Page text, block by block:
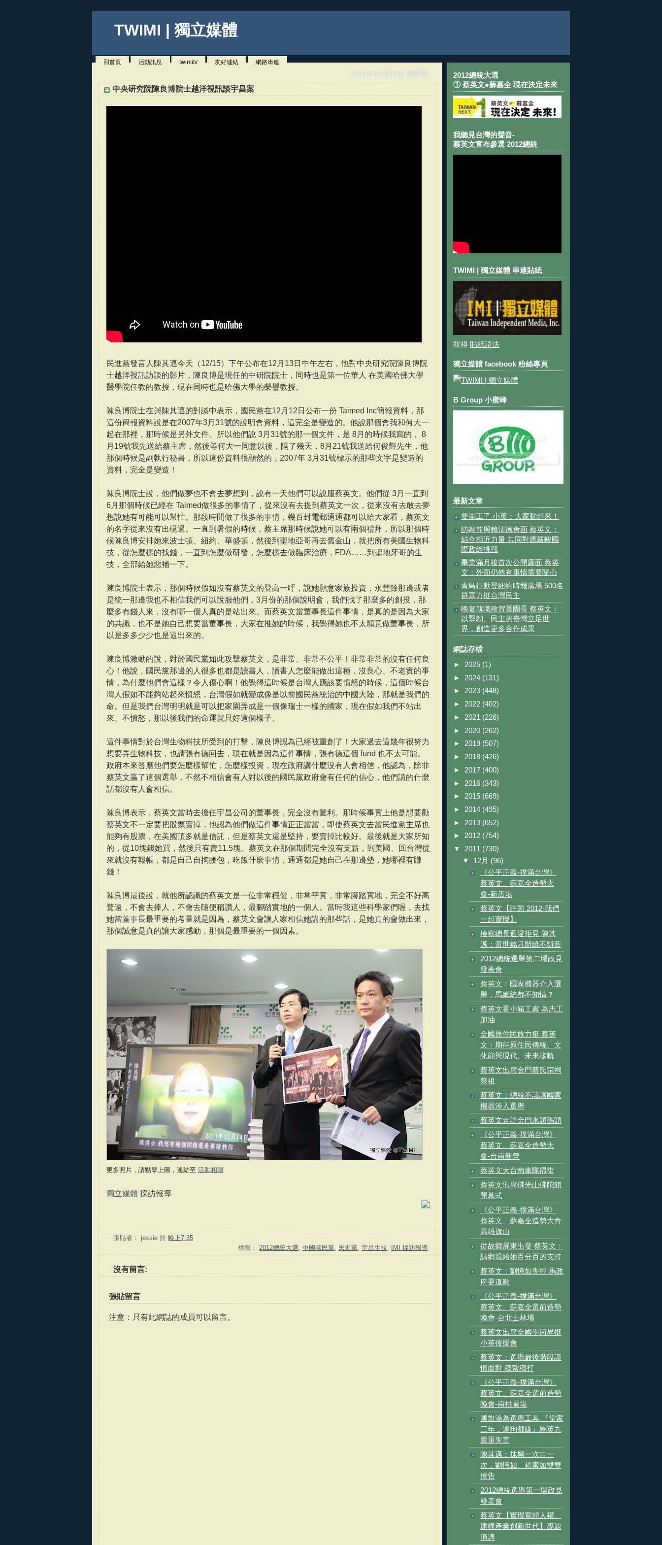
TWIMI | 獨立媒體
回首頁 活動訊息 twimitv 友好連結 網路串連
2011年12月15日 星期四
中央研究院陳良博院士越洋視訊談宇昌案
民進黨發言人陳其邁今天（12/15）下午公布在12月13日中午左右，他對中央研究院陳良博院
士越洋視訊訪談的影片，陳良博是現任的中研院院士，同時也是第一位華人 在美國哈佛大學
醫學院任教的教授，現在同時也是哈佛大學的榮譽教授。
陳良博院士在與陳其邁的對談中表示，國民黨在12月12日公布一份 Taimed Inc簡報資料，那
這份簡報資料說是在2007年3月31號的說明會資料，這完全是變造的。他說那個會我和何大一
起在那裡，那時候是另外文件。所以他們說 3月31號的那一個文件，是 8月的時候我寫的， 8
月19號我先送給蔡主席，然後等何大一同意以後，隔了幾天，8月21號我送給何俊輝先生，他
那個時候是副執行秘書，所以這份資料很顯然的，2007年 3月31號標示的那些文字是變造的
資料，完全是變造！
陳良博院士說，他們做夢也不會去夢想到，說有一天他們可以說服蔡英文。他們從 3月一直到
6月那個時候已經在 Taimed做很多的事情了，從來沒有去提到蔡英文一次，從來沒有去敢去夢
想說她有可能可以幫忙。那段時間做了很多的事情，幾百封電郵通通都可以給大家看，蔡英文
的名字從來沒有出現過。一直到暑假的時候，蔡主席那時候說她可以有兩個禮拜，所以那個時
候陳良博安排她來波士頓、紐約、華盛頓，然後到聖地亞哥再去舊金山，就把所有美國生物科
技，從怎麼樣的找錢，一直到怎麼做研發，怎麼樣去做臨床治療，FDA……到聖地牙哥的生
技，全部給她惡補一下。
陳良博院士表示，那個時候假如沒有蔡英文的登高一呼，說她願意家族投資，永豐餘那邊或者
是統一那邊我也不相信我們可以說服他們，3月份的那個說明會，我們找了那麼多的創投，那
麼多有錢人來，沒有哪一個人真的是站出來。而蔡英文當董事長這件事情，是真的是因為大家
的共識，也不是她自己想要當董事長，大家在推她的時候，我覺得她也不太願意做董事長，所
以是多多少少也是逼出來的。
陳良博激動的說，對於國民黨如此攻擊蔡英文，是非常、非常不公平！非常非常的沒有任何良
心！他說，國民黨那邊的人很多也都是讀書人，讀書人怎麼能做出這種，沒良心、不老實的事
情，為什麼他們會這樣？令人傷心啊！他覺得這時候是台灣人應該要憤怒的時候，這個時候台
灣人假如不能夠站起來憤怒，台灣假如就變成像是以前國民黨統治的中國大陸，那就是我們的
命。但是我們台灣明明就是可以把家園弄成是一個像瑞士一樣的國家，現在假如我們不站出
來、不憤怒，那以後我們的命運就只好這個樣子。
這件事情對於台灣生物科技所受到的打擊，陳良博認為已經被重創了！大家過去這幾年很努力
想要弄生物科技，也請張有德回去，現在就是因為這件事情，張有德這個 fund 也不太可能。
政府本來答應他們要怎麼樣幫忙，怎麼樣投資，現在政府講什麼沒有人會相信，他認為，除非
蔡英文贏了這個選舉，不然不相信會有人對以後的國民黨政府會有任何的信心，他們講的什麼
話都沒有人會相信。
陳良博表示，蔡英文當時去擔任宇昌公司的董事長，完全沒有圖利。那時候事實上他是想要勸
蔡英文不一定要把股票賣掉，他認為他們做這件事情正正當當，即使蔡英文去當民進黨主席也
能夠有股票，在美國頂多就是信託，但是蔡英文還是堅持，要賣掉比較好。最後就是大家所知
的，從10塊錢她買，然後只有賣11.5塊。蔡英文在那個期間完全沒有支薪，到美國、回台灣從
來就沒有報帳，都是自己自掏腰包，吃飯什麼事情，通通都是她自己在那邊墊，她哪裡有賺
錢！
陳良博最後說，就他所認識的蔡英文是一位非常穩健，非常平實，非常腳踏實地，完全不好高
騖遠，不會去捧人，不會去隨便稱讚人，最腳踏實地的一個人。當時我這些科學家們喔，去找
她當董事長最重要的考量就是因為，蔡英文會讓人家相信她講的那些話，是她真的會做出來，
那個誠意是真的讓大家感動，那個是最重要的一個因素。
更多照片，請點擊上圖，連結至 活動相簿
獨立媒體 採訪報導
張貼者： jessie 於 晚上7:35
標籤： 2012總統大選 中國國民黨 民進黨 宇昌生技 IMI 採訪報導
沒有留言:
張貼留言
注意：只有此網誌的成員可以留言。
2012總統大選
① 蔡英文●蘇嘉全 現在決定未來
我聽見台灣的聲音-
蔡英文宣布參選 2012總統
TWIMI | 獨立媒體 串連貼紙
取得 貼紙語法
獨立媒體 facebook 粉絲專頁
B Group 小蜜蜂
最新文章
要開工了 小英：大家動起來！
訪歐前與賴清德會面 蔡英文：
結合相近力量 共同對應嚴峻國
際政經挑戰
畢業滿月後首次公開露面 蔡英
文：外面仍然有事情需要關心
青鳥行動登紐約時報廣場 500名
群眾力挺台灣民主
晚宴就職致賀團團長 蔡英文：
以堅韌、民主的臺灣立足世
界，創造更多合作成果
網誌存檔
► 2025 (1)
► 2024 (131)
► 2023 (448)
► 2022 (402)
► 2021 (226)
► 2020 (262)
► 2019 (507)
► 2018 (426)
► 2017 (400)
► 2016 (343)
► 2015 (669)
► 2014 (495)
► 2013 (652)
► 2012 (754)
▼ 2011 (730)
▼ 12月 (96)
《公平正義-撲滿台灣》
蔡英文、蘇嘉全造勢大
會-新店場
蔡英文【許願 2012-我們
一起實現】
檢察總長迴避拒見 陳其
邁：黃世銘只辦綠不辦藍
2012總統選舉第二場政見
發表會
蔡英文：國家機器介入選
舉，馬總統都不知情？
蔡英文看小豬工廠 為志工
加油
全國原住民族力挺 蔡英
文：期待原住民傳統、文
化能與現代、未來接軌
蔡英文出席金門蔡氏宗祠
祭祖
蔡英文：總統不該讓國家
機器涉入選舉
蔡英文走訪金門水頭碼頭
《公平正義-撲滿台灣》
蔡英文、蘇嘉全造勢大
會-台南新營
蔡英文大台南車隊掃街
蔡英文出席佛光山佛陀館
開幕式
《公平正義-撲滿台灣》
蔡英文、蘇嘉全造勢大會
高雄旗山
從故鄉屏東出發 蔡英文：
請鄉親給她百分百的支持
蔡英文：劉憶如失控 馬政
府要道歉
《公平正義-撲滿台灣》
蔡英文、蘇嘉全選前造勢
晚會-台北士林場
蔡英文出席全國學術界挺
小英後援會
蔡英文：選舉最後階段謹
慎面對 穩紮穩打
《公平正義-撲滿台灣》
蔡英文、蘇嘉全選前造勢
晚會-南桃園場
國旗淪為選舉工具 『當家
三年，連狗都嫌』馬英九
嚴重失言
陳其邁：抹黑一次告一
次，劉憶如、賴素如雙雙
挨告
2012總統選舉第一場政見
發表會
蔡英文【實現寬頻人權、
建構產業創新世代】專題
演講